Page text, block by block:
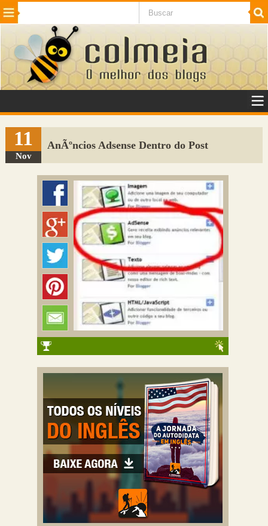
Beleza Cinema e TV
Internet Jogos NotÃ­cias SaÃºde
VeÃ­culos Adulto
Sugerir Link
Adicionar Blog
Colmeia Exchange
Perguntas Frequentes
11
Nov
AnÃºncios Adsense Dentro do Post